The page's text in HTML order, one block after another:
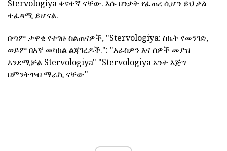
Stervologiya ቀናተኛ ናቸው. እሱ በንቃት የፈጠረ ሲሆን ይህ ቃል
ተፈጻሚ ይሆናል.
በጣም ታዋቂ የተገዙ ስልጠናዎች, "Stervologiya: ስኬት የመንገድ,
ወይም በእኛ መካከል ልጃገረዶች.": "እራስዎን እና ሰዎች መያዝ
እንደሚቻል Stervologiya" "Stervologiya አንተ እጅግ
በምንትዋብ ማራኪ ናቸው"